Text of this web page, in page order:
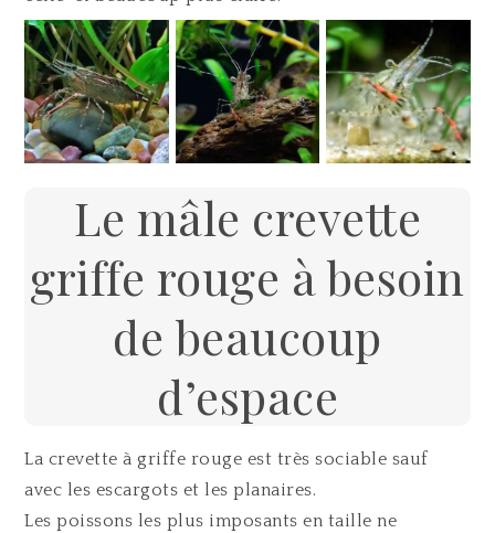
Le mâle crevette
griffe rouge à besoin
de beaucoup
d’espace
La crevette à griffe rouge est très sociable sauf
avec les escargots et les planaires.
Les poissons les plus imposants en taille ne